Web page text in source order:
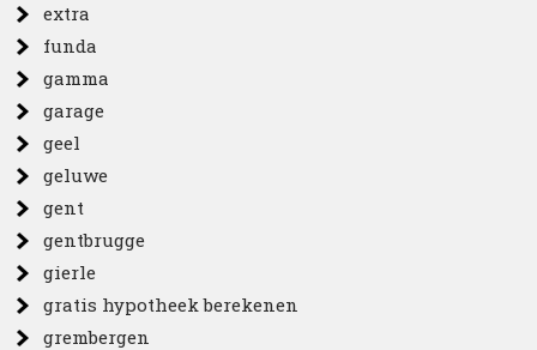
extra
funda
gamma
garage
geel
geluwe
gent
gentbrugge
gierle
gratis hypotheek berekenen
grembergen